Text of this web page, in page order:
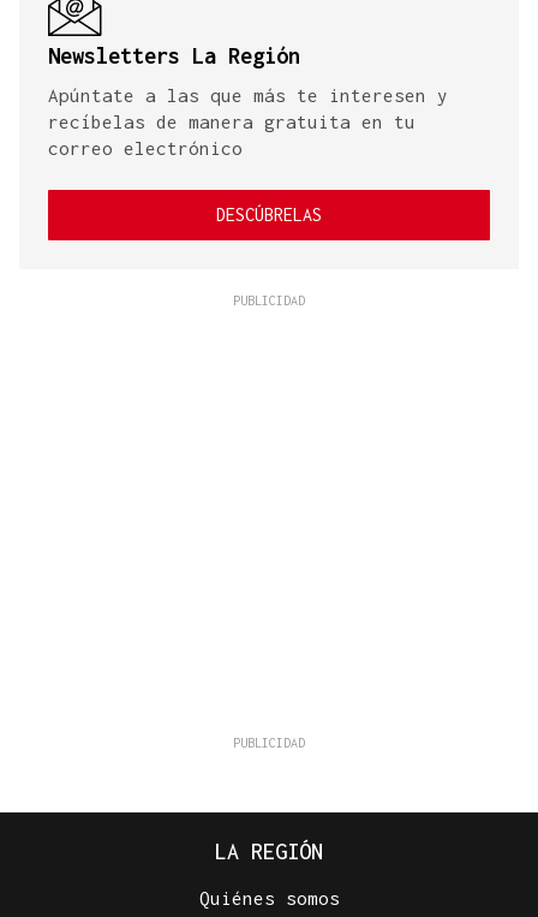
Newsletters La Región
Apúntate a las que más te interesen y
recíbelas de manera gratuita en tu
correo electrónico
DESCÚBRELAS
LA REGIÓN
Quiénes somos